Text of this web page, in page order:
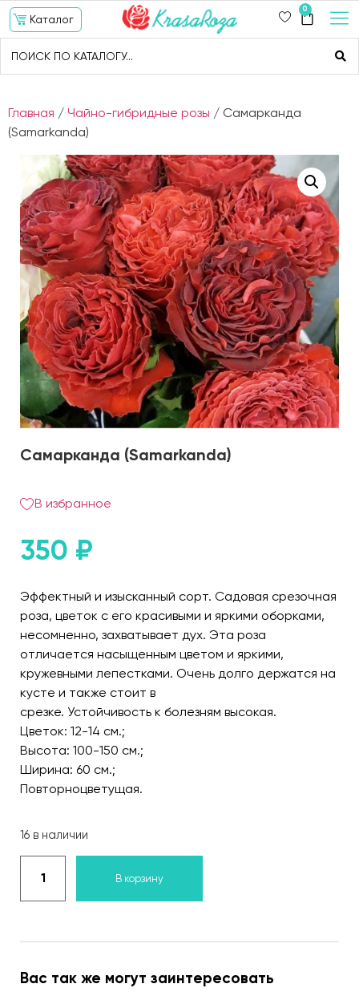
Каталог
0
Главная / Чайно-гибридные розы / Самарканда
(Samarkanda)
Самарканда (Samarkanda)
В избранное
350 ₽
Эффектный и изысканный сорт. Садовая срезочная
роза, цветок с его красивыми и яркими оборками,
несомненно, захватывает дух. Эта роза
отличается насыщенным цветом и яркими,
кружевными лепестками. Очень долго держатся на
кусте и также стоит в
срезке. Устойчивость к болезням высокая.
Цветок: 12-14 см.;
Высота: 100-150 см.;
Ширина: 60 см.;
Повторноцветущая.
16 в наличии
В корзину
Вас так же могут заинтересовать